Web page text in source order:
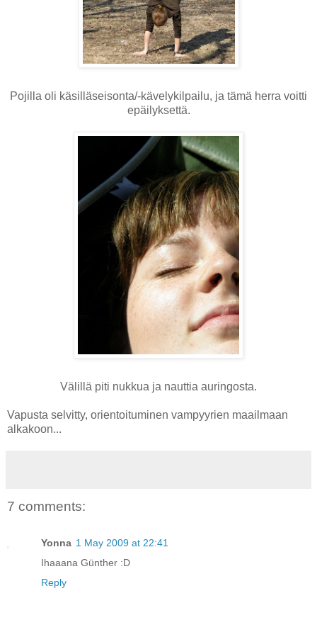
Pojilla oli käsilläseisonta/-kävelykilpailu, ja tämä herra voitti
epäilyksettä.
Välillä piti nukkua ja nauttia auringosta.
Vapusta selvitty, orientoituminen vampyyrien maailmaan
alkakoon...
7 comments:
Yonna 1 May 2009 at 22:41
Ihaaana Günther :D
Reply